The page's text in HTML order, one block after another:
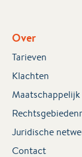
Over
Tarieven
Klachten
Maatschappelijk
Juridische
Contact